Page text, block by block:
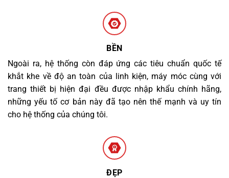
BỀN
Ngoài ra, hệ thống còn đáp ứng các tiêu chuẩn quốc tế
khắt khe về độ an toàn của linh kiện, máy móc cùng với
trang thiết bị hiện đại đều được nhập khẩu chính hãng,
những yếu tố cơ bản này đã tạo nên thế mạnh và uy tín
cho hệ thống của chúng tôi.
ĐẸP